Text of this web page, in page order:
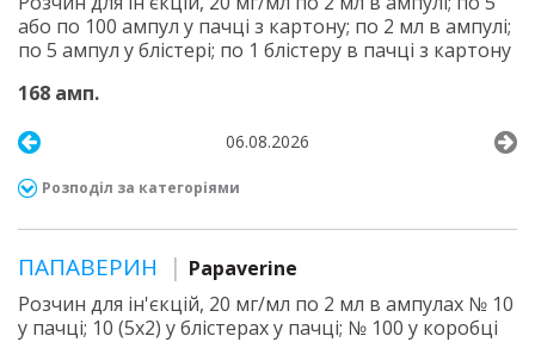
або по 100 ампул у пачці з картону; по 2 мл в ампулі;
по 5 ампул у блістері; по 1 блістеру в пачці з картону
168 амп.
06.08.2026
Розподіл за категоріями
ПАПАВЕРИН
Papaverine
Розчин для ін'єкцій, 20 мг/мл по 2 мл в ампулах № 10
у пачці; 10 (5х2) у блістерах у пачці; № 100 у коробці